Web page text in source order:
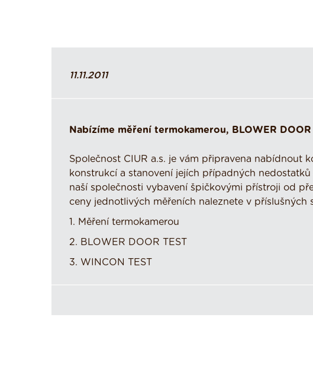
11.11.2011
Nabízíme měření termokamerou, BLOWER DOOR
Společnost CIUR a.s. je vám připravena nabídnout
konstrukcí a stanovení jejích případných
naší společnosti vybavení špičkovými přístroji od
ceny jednotlivých měřeních naleznete v příslušných
1. Měření termokamerou
2. BLOWER DOOR TEST
3. WINCON TEST